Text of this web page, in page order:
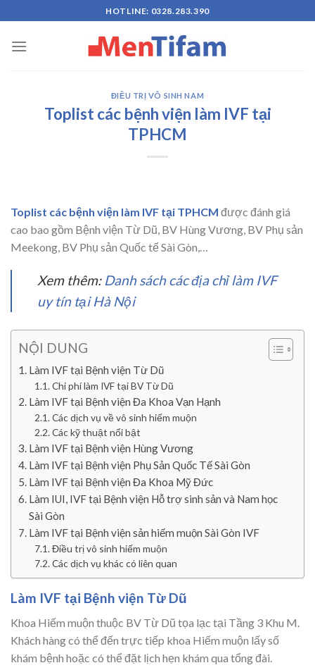
to
content
HOTLINE: 0328.283.390
ĐIỀU TRỊ VÔ SINH NAM
Toplist các bệnh viện làm IVF tại
TPHCM
Toplist các bệnh viện làm IVF tại TPHCM được đánh giá
cao bao gồm Bệnh viện Từ Dũ, BV Hùng Vương, BV Phụ sản
Meekong, BV Phụ sản Quốc tế Sài Gòn,…
Xem thêm: Danh sách các địa chỉ làm IVF
uy tín tại Hà Nội
NỘI DUNG
Làm IVF tại Bệnh viện Từ Dũ
Chi phí làm IVF tại BV Từ Dũ
Làm IVF tại Bệnh viện Đa Khoa Vạn Hạnh
Các dịch vụ về vô sinh hiếm muộn
Các kỹ thuật nổi bật
Làm IVF tại Bệnh viện Hùng Vương
Làm IVF tại Bệnh viện Phụ Sản Quốc Tế Sài Gòn
Làm IVF tại Bệnh viện Đa Khoa Mỹ Đức
Làm IUI, IVF tại Bệnh viện Hỗ trợ sinh sản và Nam học
Sài Gòn
Làm IVF tại Bệnh viện sản hiếm muộn Sài Gòn IVF
Điều trị vô sinh hiếm muộn
Các dịch vụ khác có liên quan
Làm IVF tại Bệnh viện Từ Dũ
Khoa Hiếm muộn thuộc BV Từ Dũ tọa lạc tại Tầng 3 Khu M.
Khách hàng có thể đến trực tiếp khoa Hiếm muộn lấy số
khám bệnh hoặc có thể đặt lịch hẹn khám qua tổng đài.